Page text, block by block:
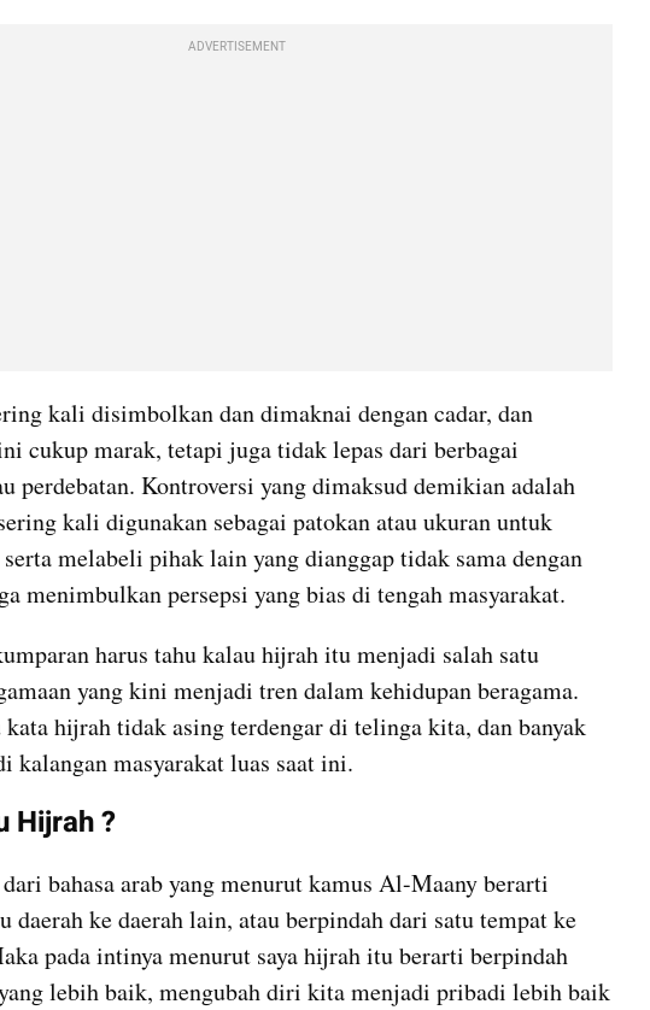
ADVERTISEMENT
kali disimbolkan dan dimaknai dengan cadar, dan
cukup marak, tetapi juga tidak lepas dari berbagai
perdebatan. Kontroversi yang dimaksud demikian adalah
kali digunakan sebagai patokan atau ukuran untuk
melabeli pihak lain yang dianggap tidak sama dengan
menimbulkan persepsi yang bias di tengah masyarakat.
harus tahu kalau hijrah itu menjadi salah satu
yang kini menjadi tren dalam kehidupan beragama.
hijrah tidak asing terdengar di telinga kita, dan banyak
kalangan masyarakat luas saat ini.
Hijrah ?
bahasa arab yang menurut kamus Al-Maany berarti
daerah ke daerah lain, atau berpindah dari satu tempat ke
pada intinya menurut saya hijrah itu berarti berpindah
lebih baik, mengubah diri kita menjadi pribadi lebih baik